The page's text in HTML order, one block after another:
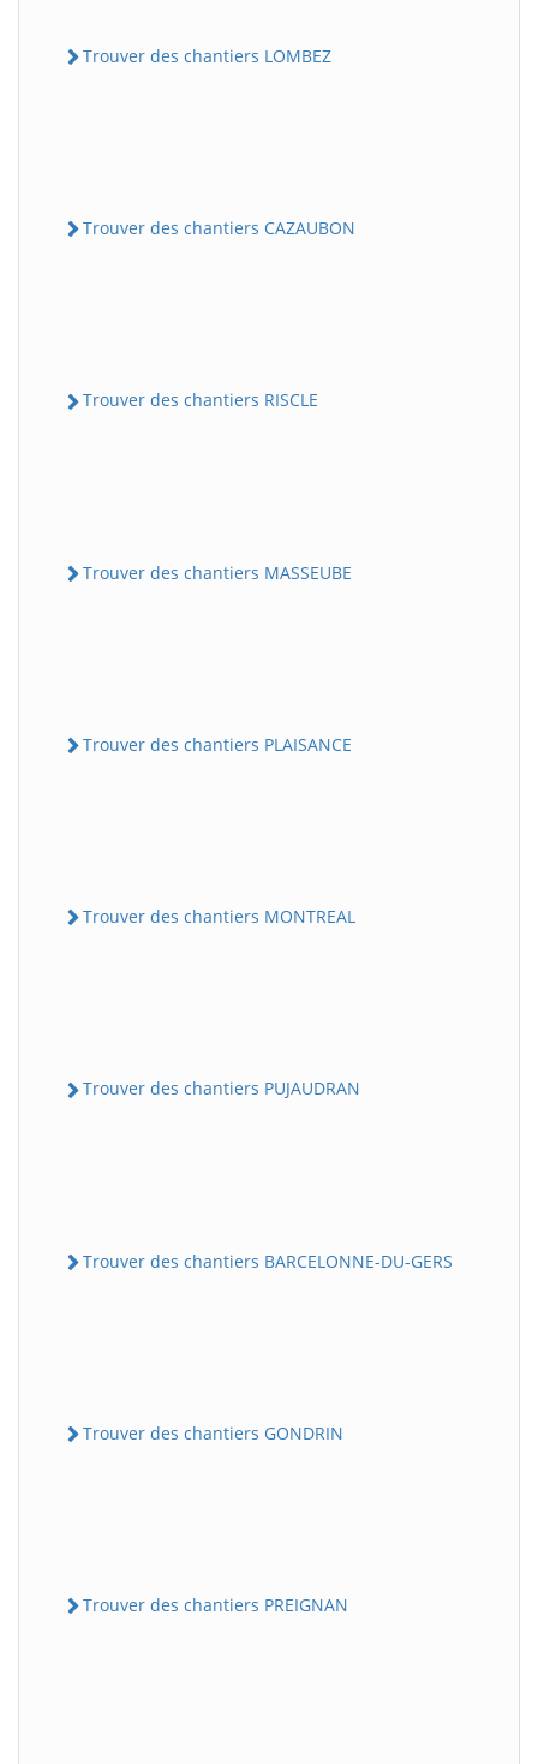
Trouver des chantiers LOMBEZ
Trouver des chantiers CAZAUBON
Trouver des chantiers RISCLE
Trouver des chantiers MASSEUBE
Trouver des chantiers PLAISANCE
Trouver des chantiers MONTREAL
Trouver des chantiers PUJAUDRAN
Trouver des chantiers BARCELONNE-DU-GERS
Trouver des chantiers GONDRIN
Trouver des chantiers PREIGNAN